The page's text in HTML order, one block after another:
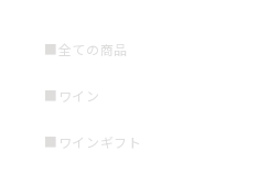
■全ての商品
■ワイン
■ワインギフト